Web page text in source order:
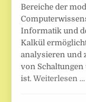
Bereiche der
Informatik und
Kalkül
analysieren und
von
ist.Weiterlesen …